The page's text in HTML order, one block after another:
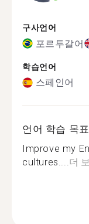
구사언어
포르투갈어
학습언어
스페인어
언어 학습 목표
Improve my
cultures....더